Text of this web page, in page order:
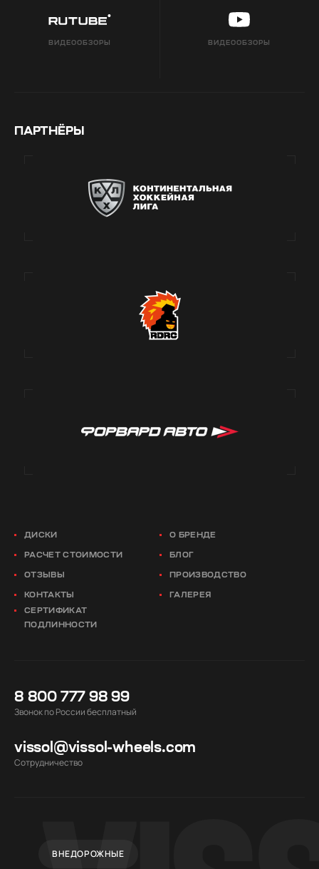
ВИДЕООБЗОРЫ ВИДЕООБЗОРЫ
ПАРТНЁРЫ
ДИСКИ О БРЕНДЕ
РАСЧЕТ СТОИМОСТИ БЛОГ
ОТЗЫВЫ ПРОИЗВОДСТВО
КОНТАКТЫ
ГАЛЕРЕЯ
СЕРТИФИКАТ
ПОДЛИННОСТИ
8 800 777 98 99
Звонок по России бесплатный
vissol@vissol-wheels.com
Cотрудничество
ВНЕДОРОЖНЫЕ